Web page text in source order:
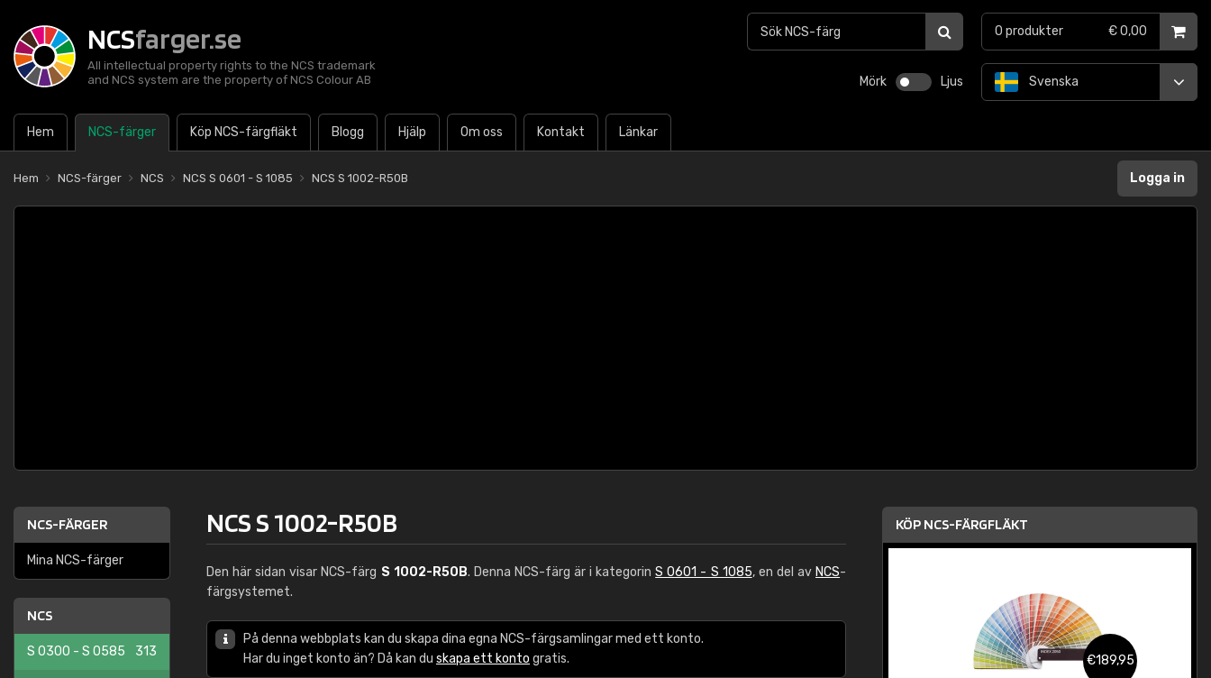
NCSfarger.se
All intellectual property rights to the NCS trademark
and NCS system are the property of NCS Colour AB
Mörk Ljus
Hem NCS-färger Köp NCS-färgfläkt Blogg Hjälp Om oss Kontakt Länkar
Svenska
0 produkter € 0,00
Hem NCS-färger NCS NCS S 0601 - S 1085 NCS S 1002-R50B Logga in
NCS-FÄRGER
Mina NCS-färger
NCS
S 0300 - S 0585 313
NCS S 1002-R50B
Den här sidan visar NCS-färg S 1002-R50B. Denna NCS-färg är i kategorinS 0601 - S 1085, en del av NCS-
färgsystemet.
På denna webbplats kan du skapa dina egna NCS-färgsamlingar med ett konto.
Har du inget konto än? Då kan du skapa ett konto gratis.
KÖP NCS-FÄRGFLÄKT
€189,95